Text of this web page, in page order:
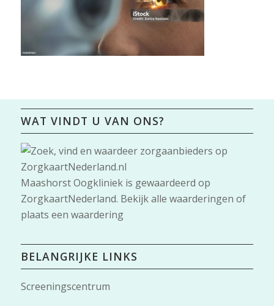
WAT VINDT U VAN ONS?
Maashorst Oogkliniekis gewaardeerd op
ZorgkaartNederland. Bekijk alle waarderingen of
plaats een waardering
BELANGRIJKE LINKS
Screeningscentrum